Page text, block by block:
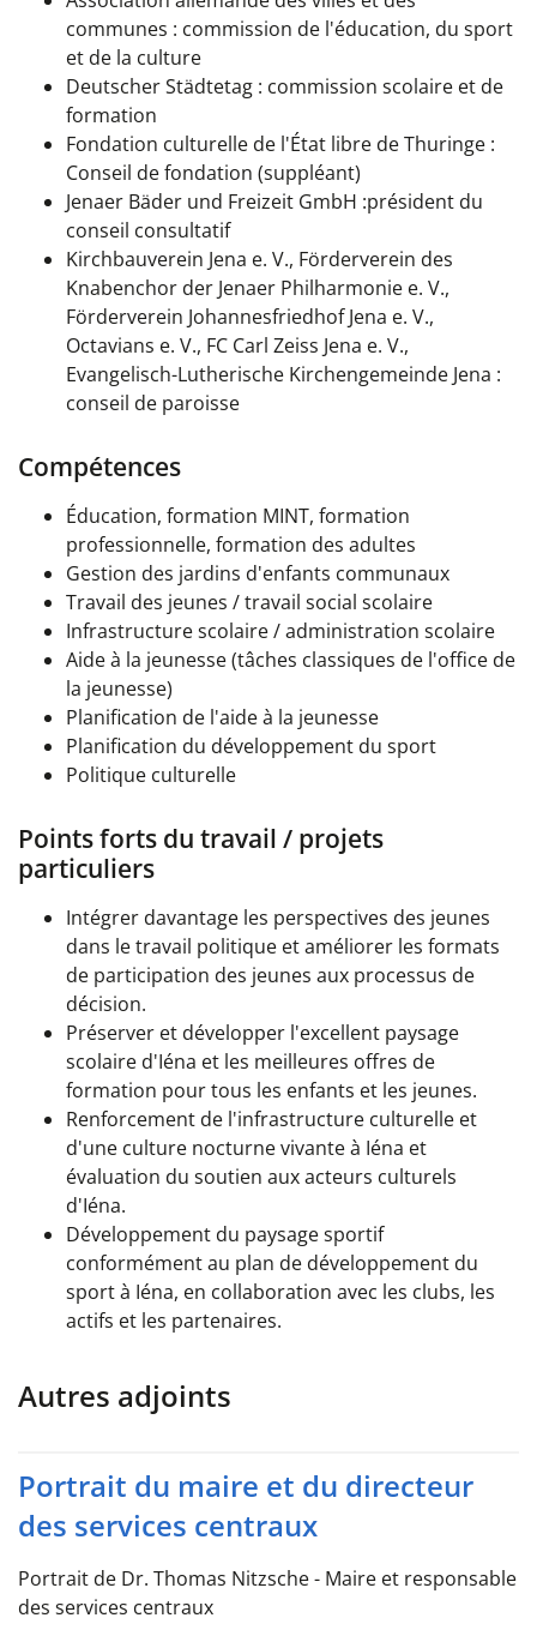
communes : commission de l'éducation, du sport
et de la culture
Deutscher Städtetag : commission scolaire et de
formation
Fondation culturelle de l'État libre de Thuringe :
Conseil de fondation (suppléant)
Jenaer Bäder und Freizeit GmbH :président du
conseil consultatif
Kirchbauverein Jena e. V., Förderverein des
Knabenchor der Jenaer Philharmonie e. V.,
Förderverein Johannesfriedhof Jena e. V.,
Octavians e. V., FC Carl Zeiss Jena e. V.,
Evangelisch-Lutherische Kirchengemeinde Jena :
conseil de paroisse
Compétences
Éducation, formation MINT, formation
professionnelle, formation des adultes
Gestion des jardins d'enfants communaux
Travail des jeunes / travail social scolaire
Infrastructure scolaire / administration scolaire
Aide à la jeunesse (tâches classiques de l'office de
la jeunesse)
Planification de l'aide à la jeunesse
Planification du développement du sport
Politique culturelle
Points forts du travail / projets
particuliers
Intégrer davantage les perspectives des jeunes
dans le travail politique et améliorer les formats
de participation des jeunes aux processus de
décision.
Préserver et développer l'excellent paysage
scolaire d'Iéna et les meilleures offres de
formation pour tous les enfants et les jeunes.
Renforcement de l'infrastructure culturelle et
d'une culture nocturne vivante à Iéna et
évaluation du soutien aux acteurs culturels
d'Iéna.
Développement du paysage sportif
conformément au plan de développement du
sport à Iéna, en collaboration avec les clubs, les
actifs et les partenaires.
Autres adjoints
Portrait du maire et du directeur
des services centraux
Portrait de Dr. Thomas Nitzsche - Maire et responsable
des services centraux